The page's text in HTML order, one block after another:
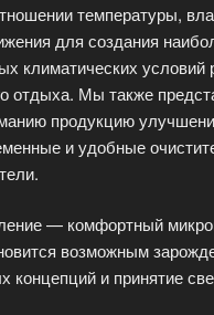
температуры,
для создания
климатических
отдыха. Мы также
продукцию
и удобные
— комфортный
возможным
концепций и принятие